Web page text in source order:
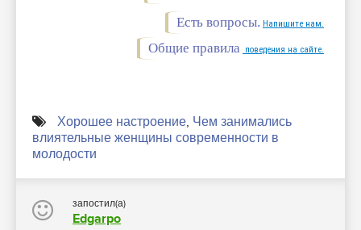
Есть вопросы. Напишите нам.
Общие правила поведения на сайте.
Хорошее настроение, Чем занимались
влиятельные женщины современности в
молодости
запостил(а)
Edgarpo